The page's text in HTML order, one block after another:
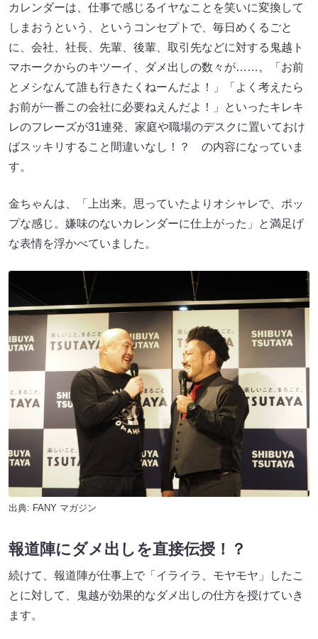
カレンダーは、仕事で感じるイヤなことを笑いに変換して
しまおうという、というコンセプトで、毎日めくるごと
に、会社、社長、先輩、後輩、取引先などに対する鬼越ト
マホークからのキツーイ、ダメ出しの数々が……。「お前
とメシなんて誰も行きたくねーんだよ！」「よく考えたら
お前が一番この会社に必要ねえんだよ！」といったキレキ
レのフレーズが31連発、家庭や職場のデスクに置いておけ
ばスッキリすること間違いなし！？ の内容になっていま
す。
金ちゃんは、「上出来。思っていたよりオシャレで、ポッ
プな感じ。嫌味のないカレンダーに仕上がった」と満足げ
な表情を浮かべていました。
出典: FANY マガジン
報道陣にダメ出しを直接伝授！？
続けて、報道陣が仕事上で「イライラ、モヤモヤ」したこ
とに対して、鬼越が効果的なダメ出しの仕方を授けていき
ます。